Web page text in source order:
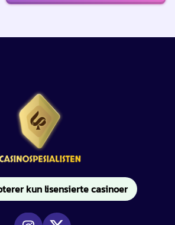
kun lisensierte casinoer